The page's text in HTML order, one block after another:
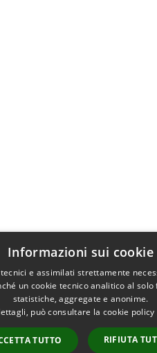
Informazioni sui cookie
e assimilati strettamente
un cookie tecnico analitico al
statistiche, aggregate e anonime.
può consultare la cookie
TUTTO RIFIUTA